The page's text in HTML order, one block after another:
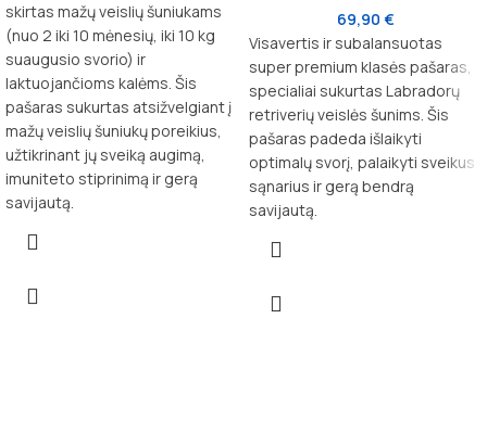
skirtas mažų veislių šuniukams
(nuo 2 iki 10 mėnesių, iki 10 kg
suaugusio svorio) ir
laktuojančioms kalėms. Šis
pašaras sukurtas atsižvelgiant į
mažų veislių šuniukų poreikius,
užtikrinant jų sveiką augimą,
imuniteto stiprinimą ir gerą
savijautą.
69,90 €
Visavertis ir subalansuotas
super premium klasės pašaras,
specialiai sukurtas Labradorų
retriverių veislės šunims. Šis
pašaras padeda išlaikyti
optimalų svorį, palaikyti sveikus
sąnarius ir gerą bendrą
savijautą.